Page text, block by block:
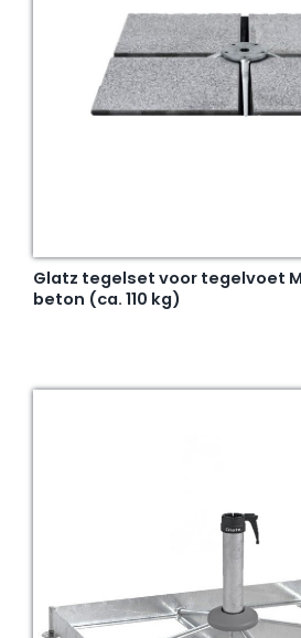
Glatz tegelset voor tegelvoet
beton (ca. 110 kg)